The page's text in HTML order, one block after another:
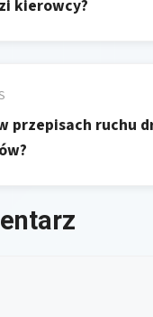
kierowcy?
przepisach ruchu